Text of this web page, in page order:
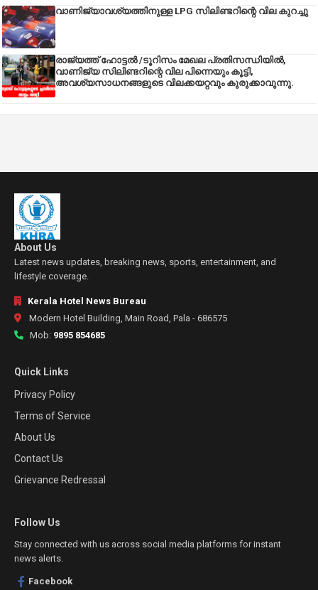
വാണിജ്യാവശ്യത്തിനുള്ള LPG സിലിണ്ടറിന്റെ വില കുറച്ചു
രാജ്യത്ത് ഹോട്ടൽ /ടൂറിസം മേഖല പ്രതിസന്ധിയിൽ,
വാണിജ്യ സിലിണ്ടറിന്റെ വില പിന്നെയും കൂട്ടി,
അവശ്യസാധനങ്ങളുടെ വിലക്കയറ്റവും കുരുക്കാവുന്നു.
About Us
Latest news updates, breaking news, sports, entertainment, and
lifestyle coverage.
Kerala Hotel News Bureau
Modern Hotel Building, Main Road, Pala - 686575
Mob: 9895 854685
Quick Links
Privacy Policy
Terms of Service
About Us
Contact Us
Grievance Redressal
Follow Us
Stay connected with us across social media platforms for instant
news alerts.
Facebook